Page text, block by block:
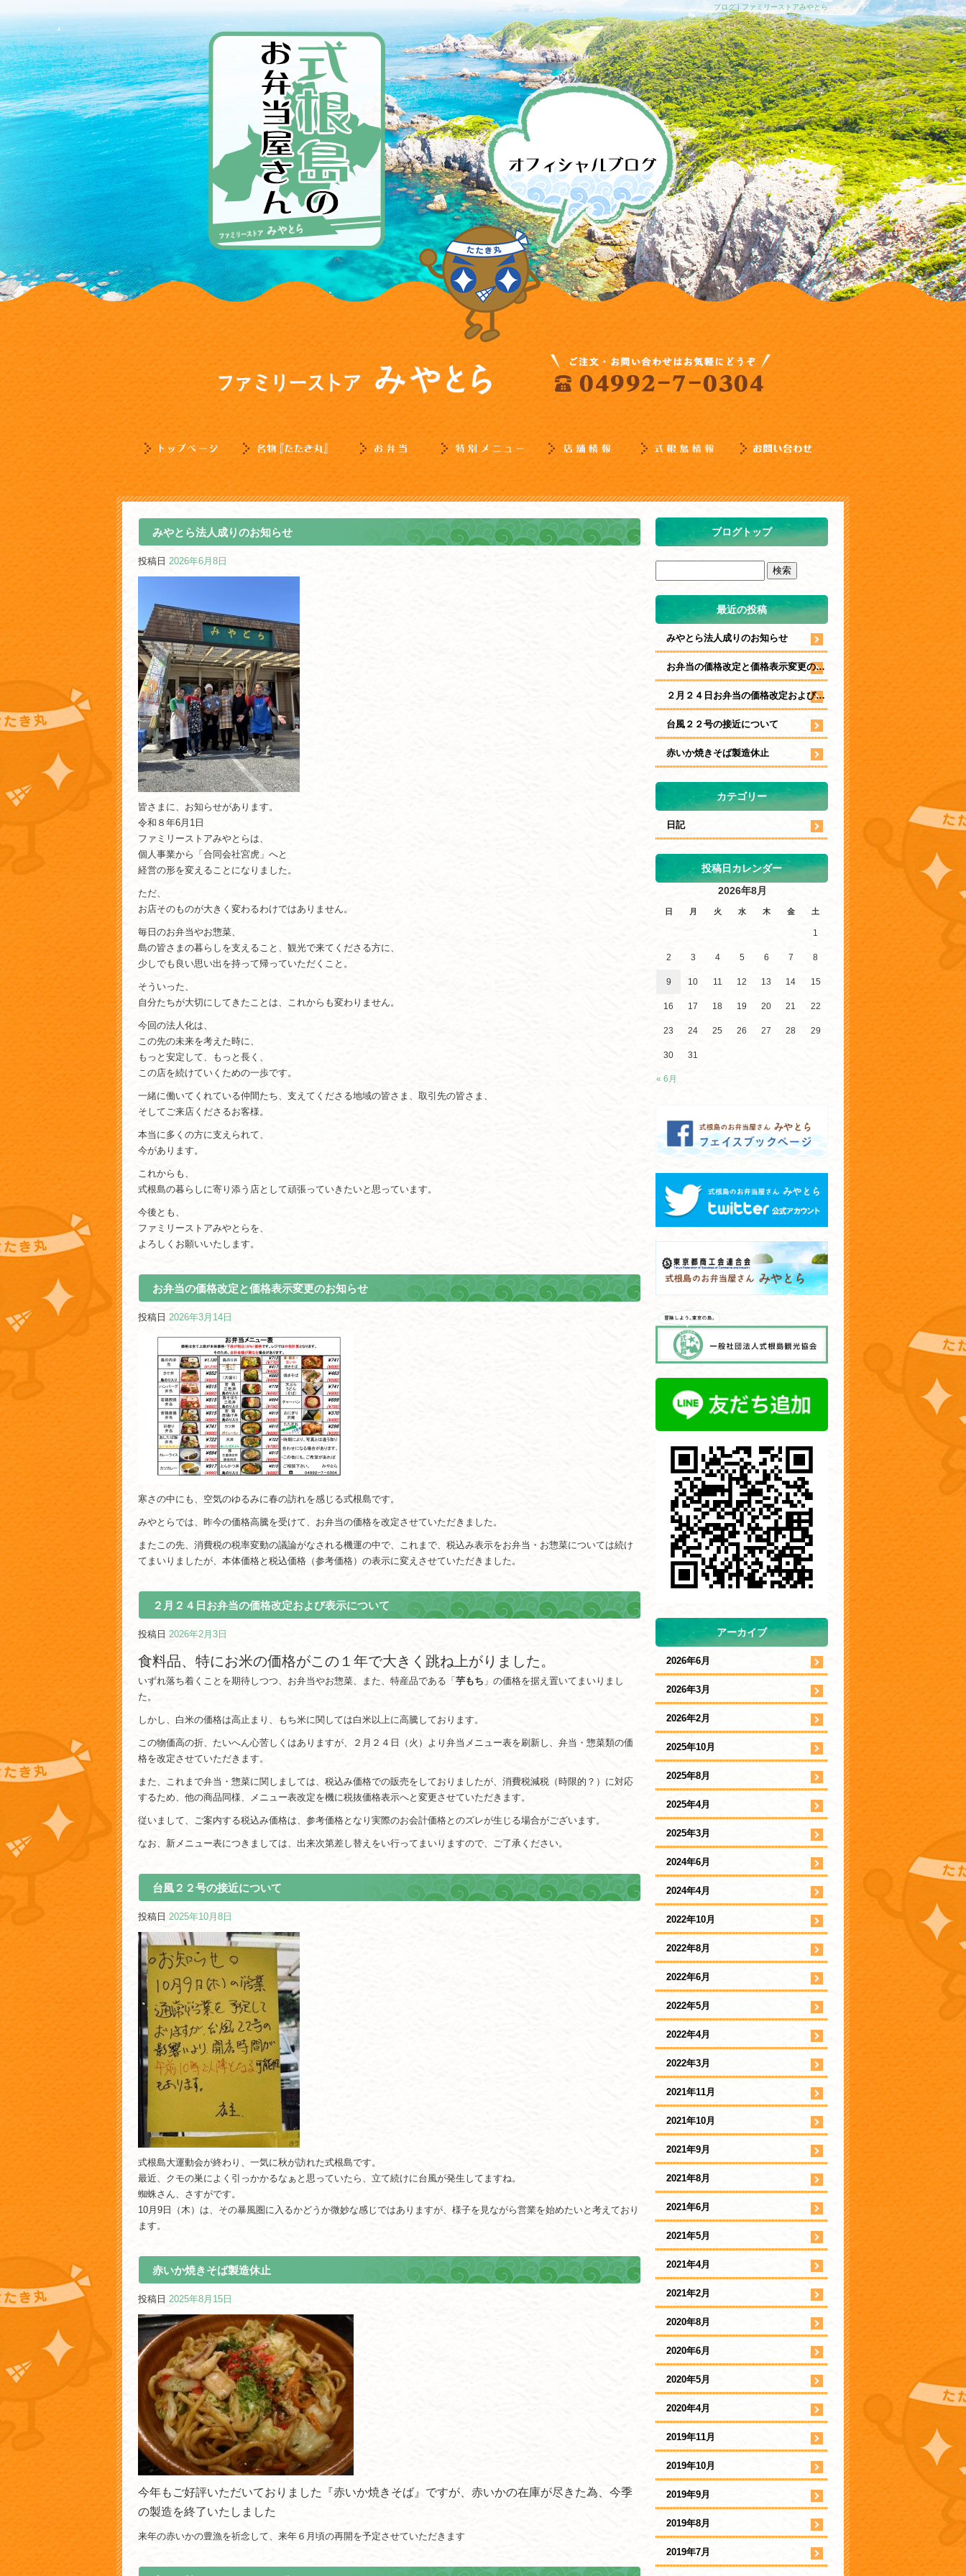
ブログ | ファミリーストアみやとら
みやとら法人成りのお知らせ
投稿日 2026年6月8日
皆さまに、お知らせがあります。
令和８年6月1日
ファミリーストアみやとらは、
個人事業から「合同会社宮虎」へと
経営の形を変えることになりました。
ただ、
お店そのものが大きく変わるわけではありません。
毎日のお弁当やお惣菜、
島の皆さまの暮らしを支えること、観光で来てくださる方に、
少しでも良い思い出を持って帰っていただくこと。
そういった、
自分たちが大切にしてきたことは、これからも変わりません。
今回の法人化は、
この先の未来を考えた時に、
もっと安定して、もっと長く、
この店を続けていくための一歩です。
一緒に働いてくれている仲間たち、支えてくださる地域の皆さま、取引先の皆さま、
そしてご来店くださるお客様。
本当に多くの方に支えられて、
今があります。
これからも、
式根島の暮らしに寄り添う店として頑張っていきたいと思っています。
今後とも、
ファミリーストアみやとらを、
よろしくお願いいたします。
お弁当の価格改定と価格表示変更のお知らせ
投稿日 2026年3月14日
寒さの中にも、空気のゆるみに春の訪れを感じる式根島です。
みやとらでは、昨今の価格高騰を受けて、お弁当の価格を改定させていただきました。
またこの先、消費税の税率変動の議論がなされる機運の中で、これまで、税込み表示をお弁当・お惣菜については続け
てまいりましたが、本体価格と税込価格（参考価格）の表示に変えさせていただきました。
２月２４日お弁当の価格改定および表示について
投稿日 2026年2月3日
食料品、特にお米の価格がこの１年で大きく跳ね上がりました。
いずれ落ち着くことを期待しつつ、お弁当やお惣菜、また、特産品である「 芋もち 」の価格を据え置いてまいりまし
た。
しかし、白米の価格は高止まり、もち米に関しては白米以上に高騰しております。
この物価高の折、たいへん心苦しくはありますが、２月２４日（火）より弁当メニュー表を刷新し、弁当・惣菜類の価
格を改定させていただきます。
また、これまで弁当・惣菜に関しましては、税込み価格での販売をしておりましたが、消費税減税（時限的？）に対応
するため、他の商品同様、メニュー表改定を機に税抜価格表示へと変更させていただきます。
従いまして、ご案内する税込み価格は、参考価格となり実際のお会計価格とのズレが生じる場合がございます。
なお、新メニュー表につきましては、出来次第差し替えをい行ってまいりますので、ご了承ください。
台風２２号の接近について
投稿日 2025年10月8日
式根島大運動会が終わり、一気に秋が訪れた式根島です。
最近、クモの巣によく引っかかるなぁと思っていたら、立て続けに台風が発生してますね。
蜘蛛さん、さすがです。
10月9日（木）は、その暴風圏に入るかどうか微妙な感じではありますが、様子を見ながら営業を始めたいと考えており
ます。
赤いか焼きそば製造休止
投稿日 2025年8月15日
今年もご好評いただいておりました『赤いか焼きそば』ですが、赤いかの在庫が尽きた為、今季
の製造を終了いたしました
来年の赤いかの豊漁を祈念して、来年６月頃の再開を予定させていただきます
ブログトップ
最近の投稿
みやとら法人成りのお知らせ
お弁当の価格改定と価格表示変更のお知らせ
２月２４日お弁当の価格改定および表示について
台風２２号の接近について
赤いか焼きそば製造休止
カテゴリー
日記
投稿日カレンダー
2026年8月
日 月 火 水 木 金 土
« 6月
1
2 3 4 5 6 7 8
9 10 11 12 13 14 15
16 17 18 19 20 21 22
23 24 25 26 27 28 29
30 31
アーカイブ
2026年6月
2026年3月
2026年2月
2025年10月
2025年8月
2025年4月
2025年3月
2024年6月
2024年4月
2022年10月
2022年8月
2022年6月
2022年5月
2022年4月
2022年3月
2021年11月
2021年10月
2021年9月
2021年8月
2021年6月
2021年5月
2021年4月
2021年2月
2020年8月
2020年6月
2020年5月
2020年4月
2019年11月
2019年10月
2019年9月
2019年8月
2019年7月